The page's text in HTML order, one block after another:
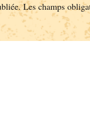
Les champs